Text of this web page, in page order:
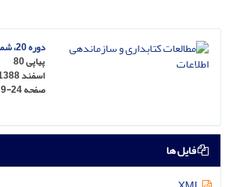
دوره 20، شماره 4 - شماره پیاپی 4
پیاپی 80
اسفند 1388
صفحه9-24
فایل ها